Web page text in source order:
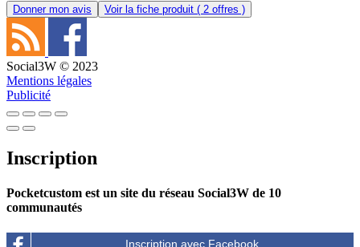
Donner mon avis Voir la fiche produit ( 2 offres )
Social3W © 2023
Mentions légales
Publicité
Inscription
Pocketcustom est un site du réseau Social3W de 10
communautés